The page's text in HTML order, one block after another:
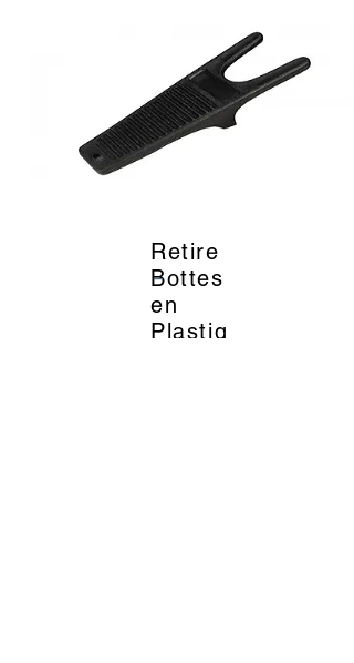
Retire
Bottes
en
Plastiq
_